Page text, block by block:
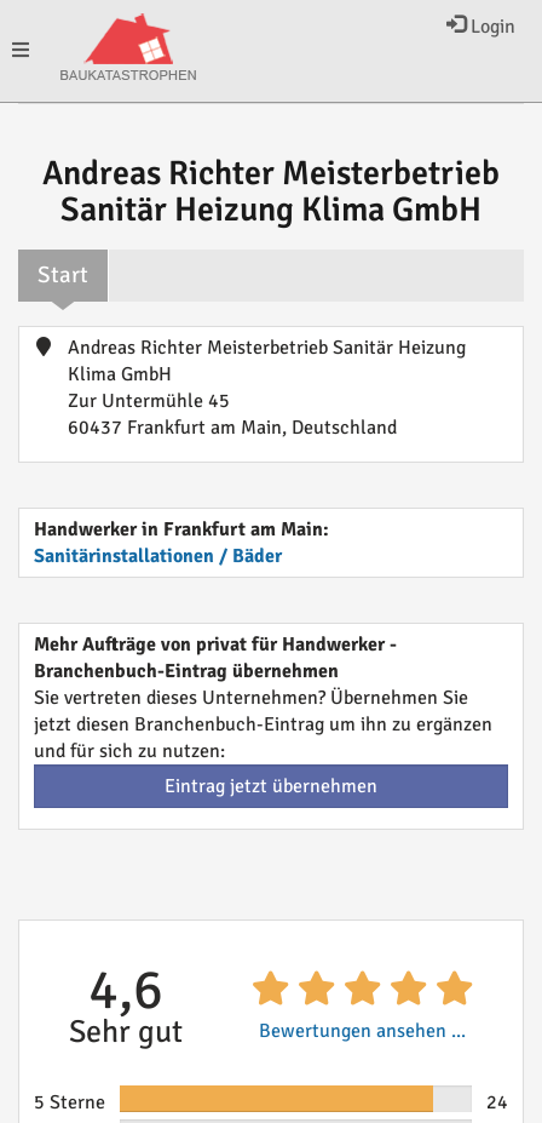
Login
Toggle
Andreas Richter Meisterbetrieb
Sanitär Heizung Klima GmbH
Start
Andreas Richter Meisterbetrieb Sanitär Heizung
Klima GmbH
Zur Untermühle 45
60437 Frankfurt am Main, Deutschland
Handwerker in Frankfurt am Main:
Sanitärinstallationen / Bäder
Mehr Aufträge von privat für Handwerker -
Branchenbuch-Eintrag übernehmen
Sie vertreten dieses Unternehmen? Übernehmen Sie
jetzt diesen Branchenbuch-Eintrag um ihn zu ergänzen
und für sich zu nutzen:
Eintrag jetzt übernehmen
4,6
Sehr gut Bewertungen ansehen ...
5 Sterne
24